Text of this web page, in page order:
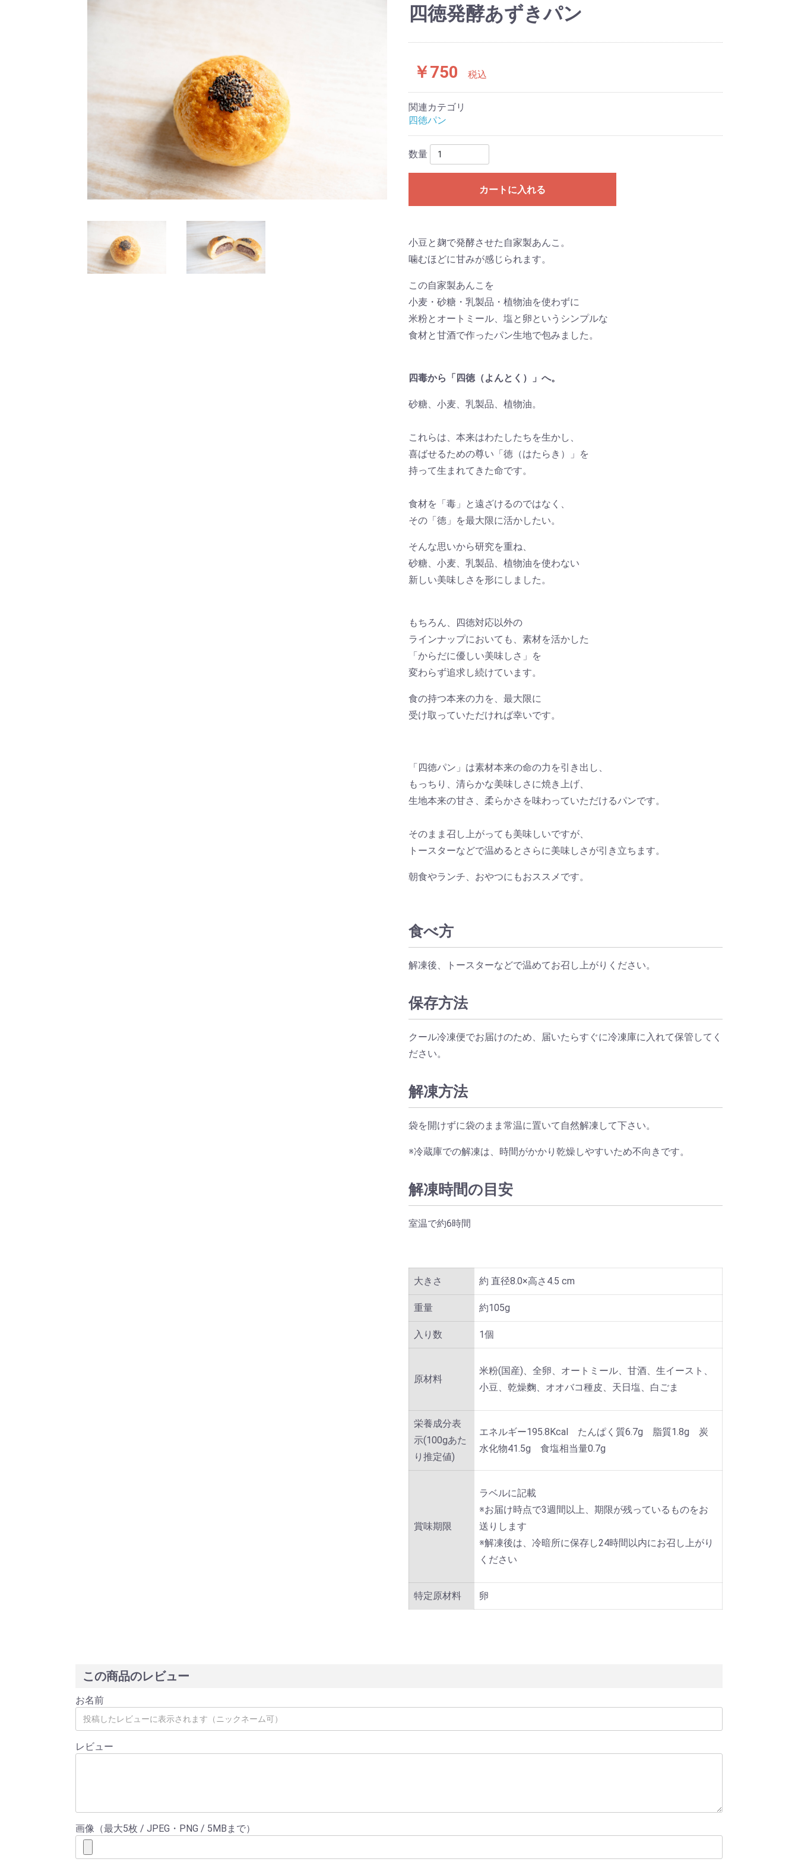
四徳発酵あずきパン
￥750 税込
関連カテゴリ
四徳パン
数量
カートに入れる
小豆と麹で発酵させた自家製あんこ。
噛むほどに甘みが感じられます。
この自家製あんこを
小麦・砂糖・乳製品・植物油を使わずに
米粉とオートミール、塩と卵というシンプルな
食材と甘酒で作ったパン生地で包みました。
四毒から「四徳（よんとく）」へ。
砂糖、小麦、乳製品、植物油。
これらは、本来はわたしたちを生かし、
喜ばせるための尊い「徳（はたらき）」を
持って生まれてきた命です。
食材を「毒」と遠ざけるのではなく、
その「徳」を最大限に活かしたい。
そんな思いから研究を重ね、
砂糖、小麦、乳製品、植物油を使わない
新しい美味しさを形にしました。
もちろん、四徳対応以外の
ラインナップにおいても、素材を活かした
「からだに優しい美味しさ」を
変わらず追求し続けています。
食の持つ本来の力を、最大限に
受け取っていただければ幸いです。
「四徳パン」は素材本来の命の力を引き出し、
もっちり、清らかな美味しさに焼き上げ、
生地本来の甘さ、柔らかさを味わっていただけるパンです。
そのまま召し上がっても美味しいですが、
トースターなどで温めるとさらに美味しさが引き立ちます。
朝食やランチ、おやつにもおススメです。
食べ方
解凍後、トースターなどで温めてお召し上がりください。
保存方法
クール冷凍便でお届けのため、届いたらすぐに冷凍庫に入れて保管してく
ださい。
解凍方法
袋を開けずに袋のまま常温に置いて自然解凍して下さい。
※冷蔵庫での解凍は、時間がかかり乾燥しやすいため不向きです。
解凍時間の目安
室温で約6時間
大きさ 約 直径8.0×高さ4.5 cm
重量 約105g
入り数 1個
原材料
米粉(国産)、全卵、オートミール、甘酒、生イースト、
小豆、乾燥麴、オオバコ種皮、天日塩、白ごま
栄養成分表
示(100gあた
り推定値)
エネルギー195.8Kcal たんぱく質6.7g 脂質1.8g 炭
水化物41.5g 食塩相当量0.7g
賞味期限
ラベルに記載
※お届け時点で3週間以上、期限が残っているものをお
送りします
※解凍後は、冷暗所に保存し24時間以内にお召し上がり
ください
特定原材料 卵
この商品のレビュー
お名前
レビュー
画像（最大5枚 / JPEG・PNG / 5MBまで）